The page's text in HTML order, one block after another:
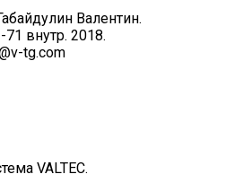
Валентин.
внутр. 2018.
tg.com
VALTEC.